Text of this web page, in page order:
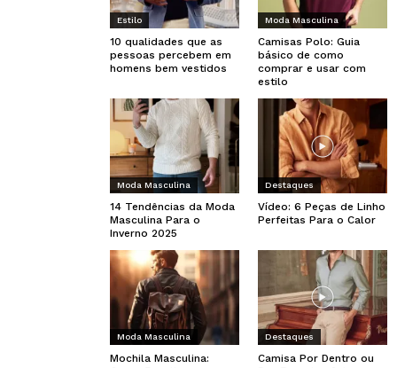
Estilo
10 qualidades que as
pessoas percebem em
homens bem vestidos
Moda Masculina
Camisas Polo: Guia
básico de como
comprar e usar com
estilo
Moda Masculina
14 Tendências da Moda
Masculina Para o
Inverno 2025
Destaques
Vídeo: 6 Peças de Linho
Perfeitas Para o Calor
Moda Masculina
Mochila Masculina:
Destaques
Camisa Por Dentro ou